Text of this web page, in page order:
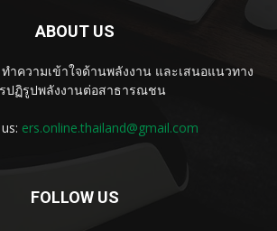
ABOUT US
ำความเข้าใจด้านพลังงาน และเสนอแนวทาง
ปฏิรูปพลังงานต่อสาธารณชน
ers.online.thailand@gmail.com
FOLLOW US